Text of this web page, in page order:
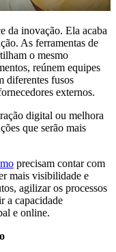
da inovação. Ela acaba
As ferramentas de
o mesmo
reúnem equipes
diferentes fusos
externos.
digital ou melhora
que serão mais
precisam contar com
mais visibilidade e
agilizar os processos
a capacidade
e online.